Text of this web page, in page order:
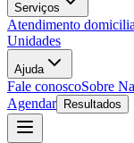
Serviços
Atendimento
Unidades
Ajuda
Fale conoscoSobre
Agendar
Resultados